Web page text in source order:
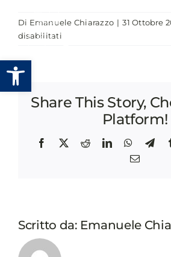
Apri la barra degli strumenti
contenuto
Di Emanuele Chiarazzo | 31 Ottobre
disabilitatisu
DIGITALE!
FATTE
DOPO
Share This Story,
Platform!
Facebook
X RedditLinkedIn
Email
Scritto da: Emanuele